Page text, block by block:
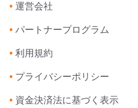
• 運営会社
• パートナープログラム
• 利用規約
• プライバシーポリシー
• 資金決済法に基づく表示